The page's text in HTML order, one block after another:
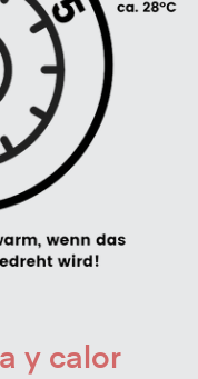
y calor